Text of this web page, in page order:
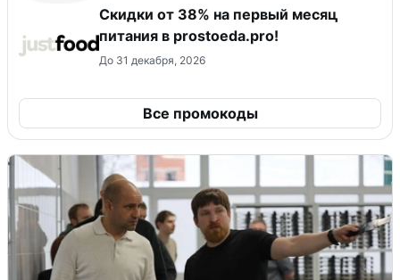
​Скидки от 38% на первый месяц
питания в prostoeda.pro!
До 31 декабря, 2026
Все промокоды